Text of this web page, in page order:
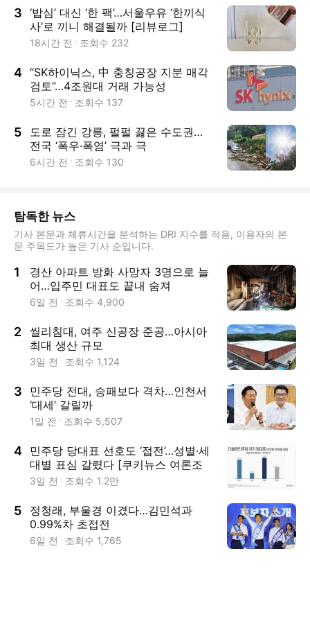
3 ‘밥심’ 대신 ‘한 팩’…서울우유 ‘한끼식
사’로 끼니 해결될까 [리뷰로그]
18시간 전 조회수 232
4 “SK하이닉스, 中 충칭공장 지분 매각
검토”…4조원대 거래 가능성
5시간 전 조회수 137
5
도로 잠긴 강릉, 펄펄 끓은 수도권…
전국 ‘폭우·폭염’ 극과 극
6시간 전 조회수 130
탐독한 뉴스
기사 본문과 체류시간을 분석하는 DRI 지수를 적용, 이용자의 본
문 주목도가 높은 기사 순입니다.
1
경산 아파트 방화 사망자 3명으로 늘
어…입주민 대표도 끝내 숨져
6일 전 조회수 4,900
2
씰리침대, 여주 신공장 준공…아시아
최대 생산 규모
3일 전 조회수 1,124
3
민주당 전대, 승패보다 격차…인천서
‘대세’ 갈릴까
1일 전 조회수 5,507
4 민주당 당대표 선호도 ‘접전’…성별·세
대별 표심 갈렸다 [쿠키뉴스 여론조
사]
3일 전 조회수 1.2만
5
정청래, 부울경 이겼다…김민석과
0.99%차 초접전
6일 전 조회수 1,765